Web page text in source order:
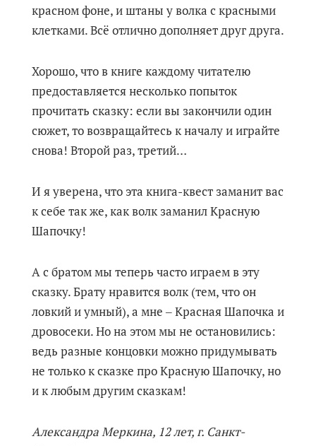
красном фоне, и штаны у волка с красными
клетками. Всё отлично дополняет друг друга.
Хорошо, что в книге каждому читателю
предоставляется несколько попыток
прочитать сказку: если вы закончили один
сюжет, то возвращайтесь к началу и играйте
снова! Второй раз, третий…
И я уверена, что эта книга-квест заманит вас
к себе так же, как волк заманил Красную
Шапочку!
А с братом мы теперь часто играем в эту
сказку. Брату нравится волк (тем, что он
ловкий и умный), а мне ‒ Красная Шапочка и
дровосеки. Но на этом мы не остановились:
ведь разные концовки можно придумывать
не только к сказке про Красную Шапочку, но
и к любым другим сказкам!
Александра Меркина, 12 лет, г. Санкт-